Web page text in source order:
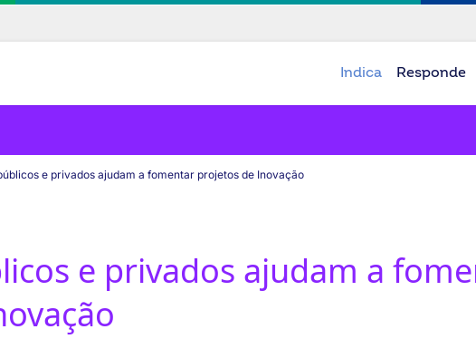
Indica Responde
e privados ajudam a fomentar projetos de Inovação
e privados ajudam a